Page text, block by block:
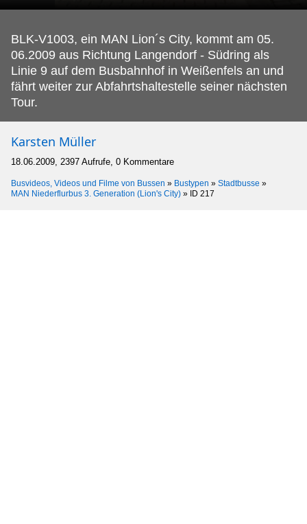
BLK-V1003, ein MAN Lion´s City, kommt am 05.
06.2009 aus Richtung Langendorf - Südring als
Linie 9 auf dem Busbahnhof in Weißenfels an und
fährt weiter zur Abfahrtshaltestelle seiner nächsten
Tour.
Karsten Müller
18.06.2009, 2397 Aufrufe, 0 Kommentare
Busvideos, Videos und Filme von Bussen » Bustypen » Stadtbusse »
MAN Niederflurbus 3. Generation (Lion's City) » ID 217